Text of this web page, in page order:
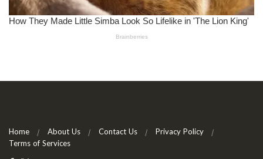
Home About Us Contact Us
Privacy Policy
Terms of Services